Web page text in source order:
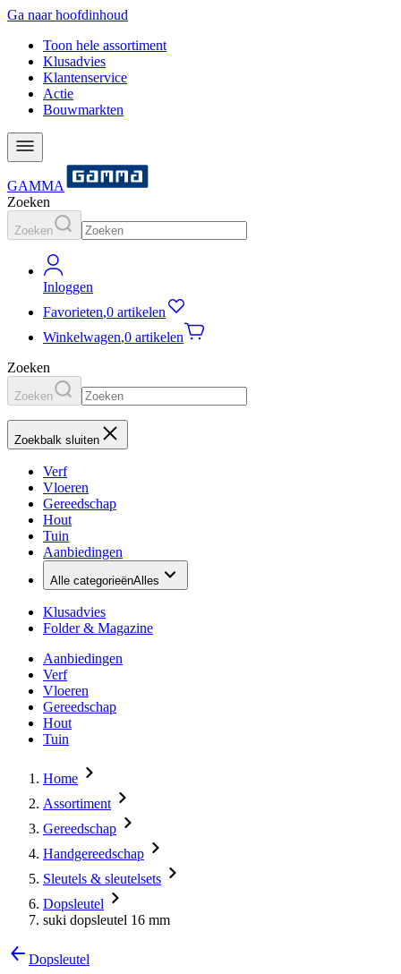
Ga naar hoofdinhoud
Toon hele assortiment
Klusadvies
Klantenservice
Actie
Bouwmarkten
GAMMA
Zoeken
Zoeken
Inloggen
Favorieten,0 artikelen
Winkelwagen,0 artikelen
Zoeken
Zoeken
Zoekbalk sluiten
Verf
Vloeren
Gereedschap
Hout
Tuin
Aanbiedingen
Alle categorieënAlles
Klusadvies
Folder & Magazine
Aanbiedingen
Verf
Vloeren
Gereedschap
Hout
Tuin
Home
Assortiment
Gereedschap
Handgereedschap
Sleutels & sleutelsets
Dopsleutel
suki dopsleutel 16 mm
Dopsleutel